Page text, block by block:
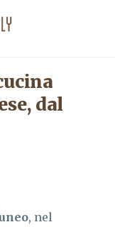
dal
, nel